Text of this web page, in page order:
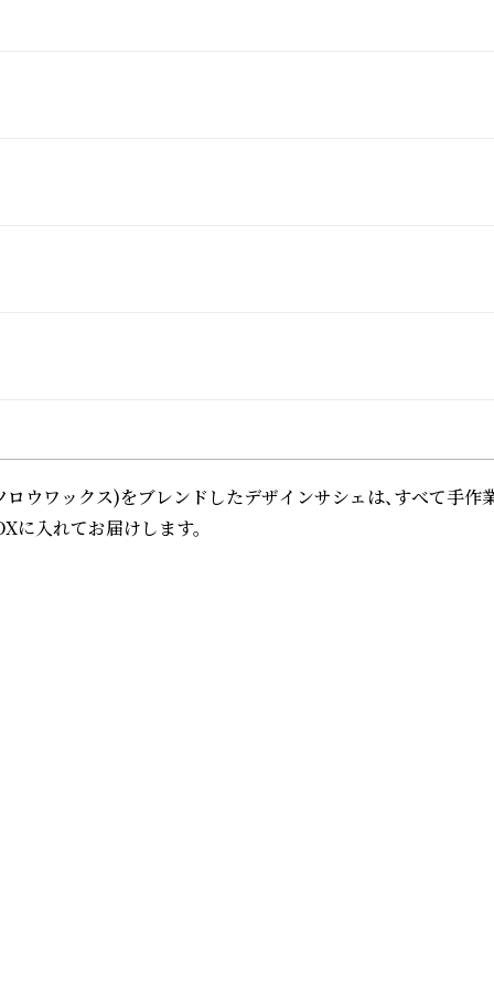
ウワックス)をブレンドしたデザインサシェは、すべて手
に入れてお届けします。